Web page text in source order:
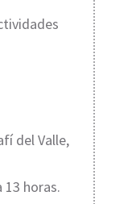
del Valle,
13 horas.